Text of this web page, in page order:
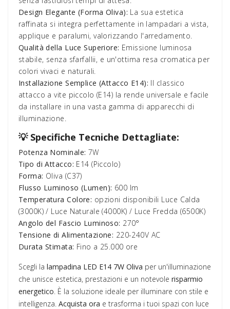
Design Elegante (Forma Oliva): La sua estetica
raffinata si integra perfettamente in lampadari a vista,
applique e paralumi, valorizzando l'arredamento.
Qualità della Luce Superiore: Emissione luminosa
stabile, senza sfarfallii, e un'ottima resa cromatica per
colori vivaci e naturali.
Installazione Semplice (Attacco E14): Il classico
attacco a vite piccolo (E14) la rende universale e facile
da installare in una vasta gamma di apparecchi di
illuminazione.
💡 Specifiche Tecniche Dettagliate:
Potenza Nominale: 7W
Tipo di Attacco: E14 (Piccolo)
Forma: Oliva (C37)
Flusso Luminoso (Lumen): 600 lm
Temperatura Colore: opzioni disponibili Luce Calda
(3000K) / Luce Naturale (4000K) / Luce Fredda (6500K)
Angolo del Fascio Luminoso: 270°
Tensione di Alimentazione: 220-240V AC
Durata Stimata: Fino a 25.000 ore
Scegli la lampadina LED E14 7W Oliva per un'illuminazione
che unisce estetica, prestazioni e un notevole risparmio
energetico . È la soluzione ideale per illuminare con stile e
intelligenza. Acquista ora e trasforma i tuoi spazi con luce